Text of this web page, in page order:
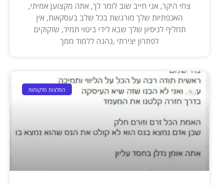
צחי היקר, אני חייב שוב לומר לך, אתה מקצוען אמיתי,
האכפתיות שלך מורגשת בכל שלב בעסקאות, אין
תחליף לניסיון שלך שבא לידי ביטוי תמיד, שזקוקים
לפתרון יצירתי ,נהנה ללמוד ממך
המלצות מלקוחות